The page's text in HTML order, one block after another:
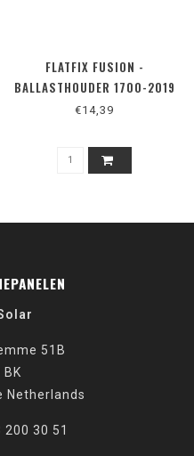
FLATFIX FUSION -
BALLASTHOUDER 1700-2019
€14,39
51B
BK
Netherlands
200 30 51